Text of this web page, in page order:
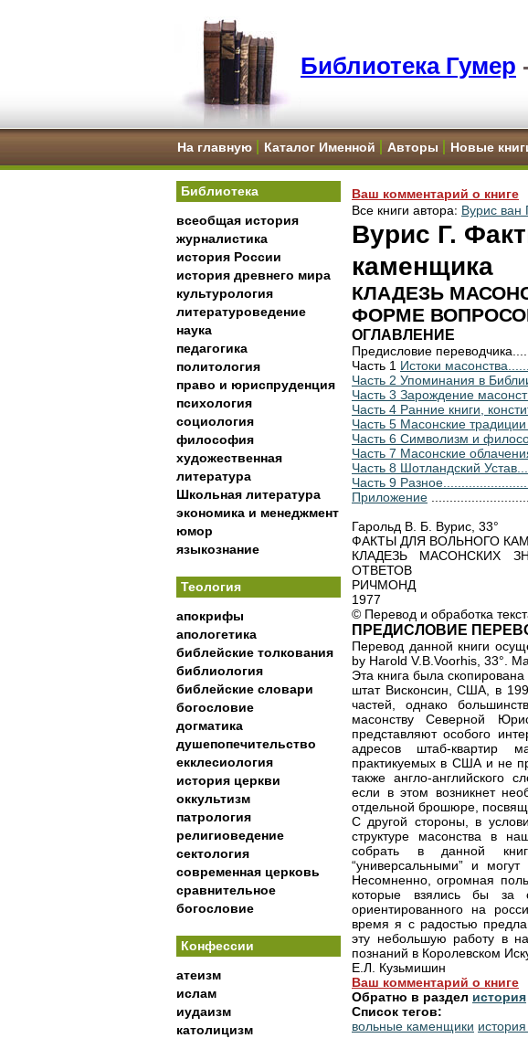
Библиотека Гумер
На главную Каталог Именной Авторы Новые
Библиотека
всеобщая история
журналистика
история России
история древнего мира
культурология
литературоведение
наука
педагогика
политология
право и юриспруденция
психология
социология
философия
художественная
литература
Школьная литература
экономика и менеджмент
юмор
языкознание
Теология
апокрифы
апологетика
библейские толкования
библиология
библейские словари
богословие
догматика
душепопечительство
екклесиология
история церкви
оккультизм
патрология
религиоведение
сектология
современная церковь
сравнительное
богословие
Конфессии
атеизм
ислам
иудаизм
католицизм
Ваш комментарий о книге
Все книги автора: Вурис ван
Вурис Г.
каменщика
КЛАДЕЗЬ
ФОРМЕ
ОГЛАВЛЕНИЕ
Предисловие
Часть 1 Истоки
Часть 2 Упоминания в
Часть 3 Зарождение
Часть 4 Ранние книги,
Часть 5 Масонские
Часть 6 Символизм и
Часть 7 Масонские
Часть 8 Шотландский
Часть 9
Приложение
Гарольд В. Б. Вурис, 33°
ФАКТЫ ДЛЯ ВОЛЬНОГО
КЛАДЕЗЬ МАСОНСКИХ
ОТВЕТОВ
РИЧМОНД
1977
© Перевод и обработка
ПРЕДИСЛОВИЕ
Перевод данной книги
by Harold V.B.Voorhis, 33°.
Эта книга была
штат Висконсин, США, в
частей, однако
масонству Северной
представляют особого
адресов штаб-квартир
практикуемых в США и не
также англо-английского
если в этом возникнет
отдельной брошюре,
С другой стороны, в
структуре масонства в
собрать в данной
“универсальными” и могут
Несомненно, огромная
которые взялись бы за
ориентированного на
время я с радостью
эту небольшую работу в
познаний в Королевском
Е.Л. Кузьмишин
Ваш комментарий о книге
Обратно в раздел история
Список тегов:
вольные каменщики